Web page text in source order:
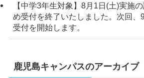
【中学3年生対象】8月1日(土)実施
め受付を終了いたしました。次回、
受付を開始します。
鹿児島キャンパスのアーカイブ